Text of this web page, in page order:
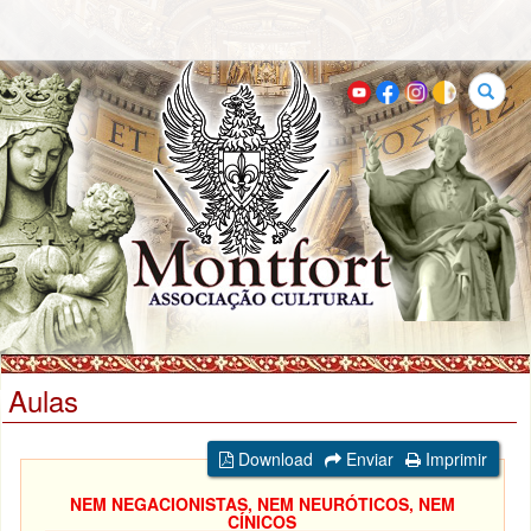
Buscar
Aulas
Download Enviar
Imprimir
NEM NEGACIONISTAS, NEM NEURÓTICOS, NEM
CÍNICOS